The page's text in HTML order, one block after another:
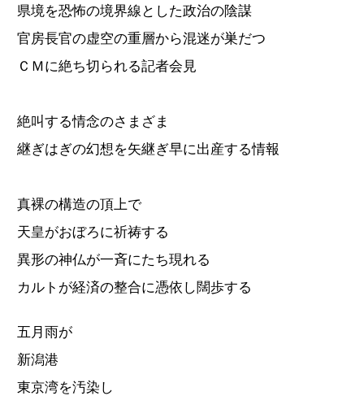
県境を恐怖の境界線とした政治の陰謀
官房長官の虚空の重層から混迷が巣だつ
ＣＭに絶ち切られる記者会見
絶叫する情念のさまざま
継ぎはぎの幻想を矢継ぎ早に出産する情報
真裸の構造の頂上で
天皇がおぼろに祈祷する
異形の神仏が一斉にたち現れる
カルトが経済の整合に憑依し闊歩する
五月雨が
新潟港
東京湾を汚染し